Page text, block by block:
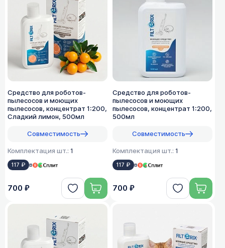
Средство для роботов-
пылесосов и моющих
пылесосов, концентрат 1:200,
Сладкий лимон, 500мл
Совместимость
Комплектация шт.: 1
117 ₽ в
700 ₽
Средство для роботов-
пылесосов и моющих
пылесосов, концентрат 1:200,
500мл
Совместимость
Комплектация шт.: 1
117 ₽ в
700 ₽